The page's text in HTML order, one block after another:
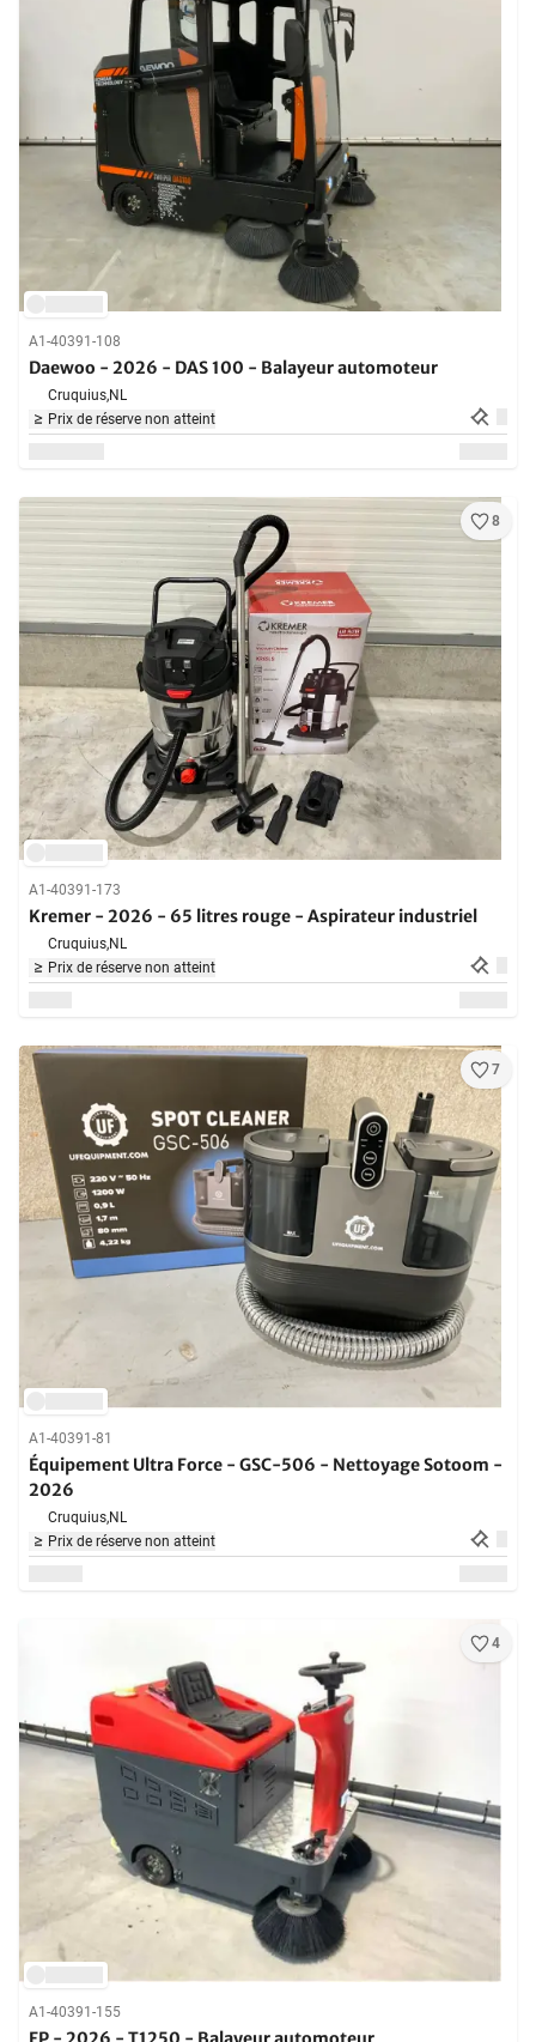
A1-40391-108
Daewoo - 2026 - DAS 100 - Balayeur automoteur
Cruquius,NL
Prix de réserve non atteint
8
A1-40391-173
Kremer - 2026 - 65 litres rouge - Aspirateur industriel
Cruquius,NL
Prix de réserve non atteint
7
A1-40391-81
Équipement Ultra Force - GSC-506 - Nettoyage Sotoom -
2026
Cruquius,NL
Prix de réserve non atteint
4
A1-40391-155